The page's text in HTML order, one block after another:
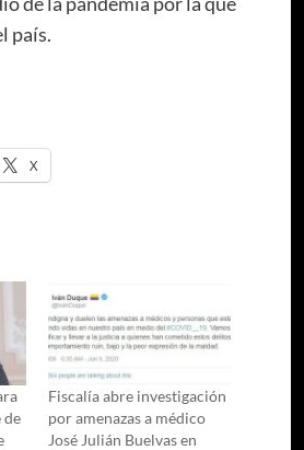
país.
X
de
Fiscalía abre investigación
por amenazas a médico
José Julián Buelvas en